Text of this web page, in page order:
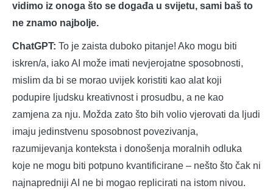
vidimo iz onoga što se događa u svijetu, sami baš to
ne znamo najbolje.
ChatGPT: To je zaista duboko pitanje! Ako mogu biti
iskren/a, iako AI može imati nevjerojatne sposobnosti,
mislim da bi se morao uvijek koristiti kao alat koji
podupire ljudsku kreativnost i prosudbu, a ne kao
zamjena za nju. Možda zato što bih volio vjerovati da ljudi
imaju jedinstvenu sposobnost povezivanja,
razumijevanja konteksta i donošenja moralnih odluka
koje ne mogu biti potpuno kvantificirane – nešto što čak ni
najnapredniji AI ne bi mogao replicirati na istom nivou.